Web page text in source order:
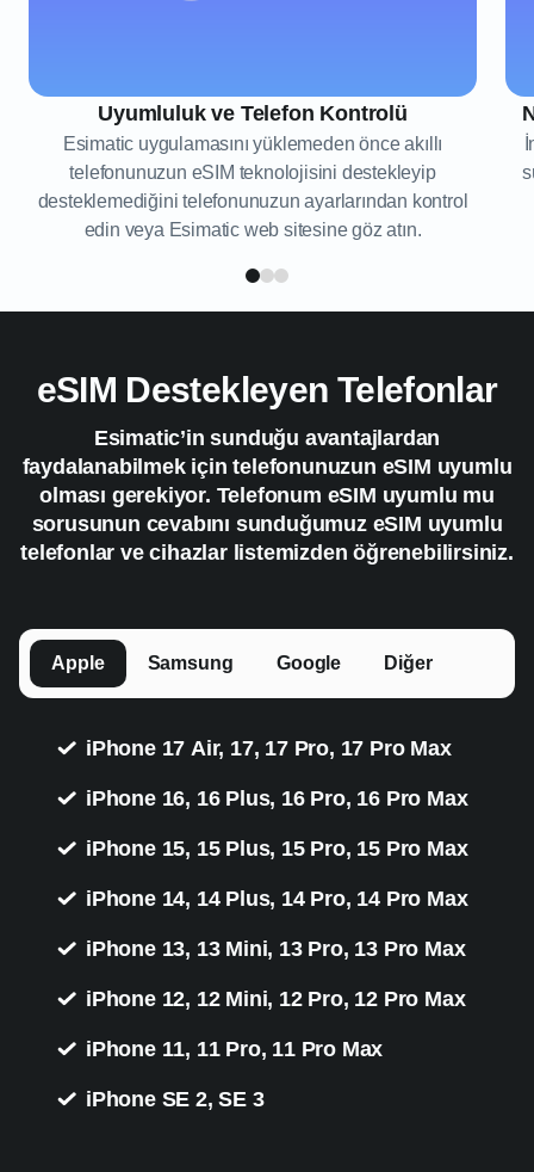
Uyumluluk ve Telefon Kontrolü
Esimatic uygulamasını yüklemeden önce akıllı
telefonunuzun eSIM teknolojisini destekleyip
desteklemediğini telefonunuzun ayarlarından kontrol
edin veya Esimatic web sitesine göz atın.
eSIM Destekleyen Telefonlar
Esimatic’in sunduğu avantajlardan
faydalanabilmek için telefonunuzun eSIM uyumlu
olması gerekiyor. Telefonum eSIM uyumlu mu
sorusunun cevabını sunduğumuz eSIM uyumlu
telefonlar ve cihazlar listemizden öğrenebilirsiniz.
Apple Samsung Google Diğer
iPhone 17 Air, 17, 17 Pro, 17 Pro Max
iPhone 16, 16 Plus, 16 Pro, 16 Pro Max
iPhone 15, 15 Plus, 15 Pro, 15 Pro Max
iPhone 14, 14 Plus, 14 Pro, 14 Pro Max
iPhone 13, 13 Mini, 13 Pro, 13 Pro Max
iPhone 12, 12 Mini, 12 Pro, 12 Pro Max
iPhone 11, 11 Pro, 11 Pro Max
iPhone SE 2, SE 3